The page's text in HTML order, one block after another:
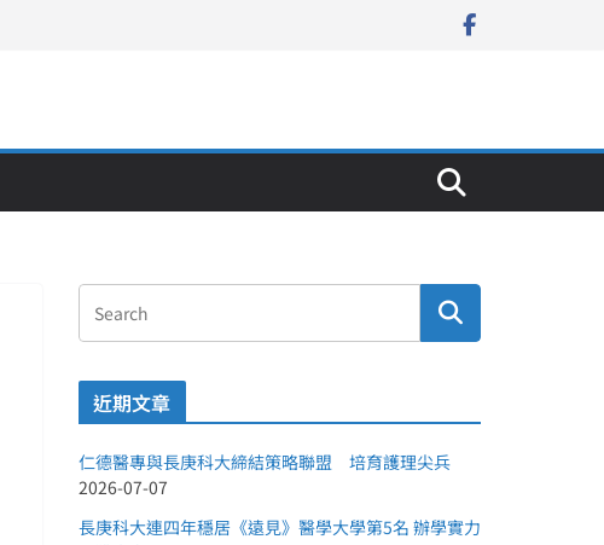
近期文章
仁德醫專與長庚科大締結策略聯盟 培育護理尖兵
2026-07-07
長庚科大連四年穩居《遠見》醫學大學第5名 辦學實力